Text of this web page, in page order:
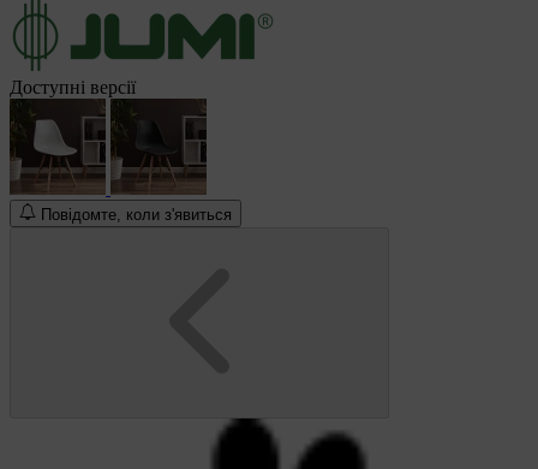
Доступні версії
Повідомте, коли з'явиться